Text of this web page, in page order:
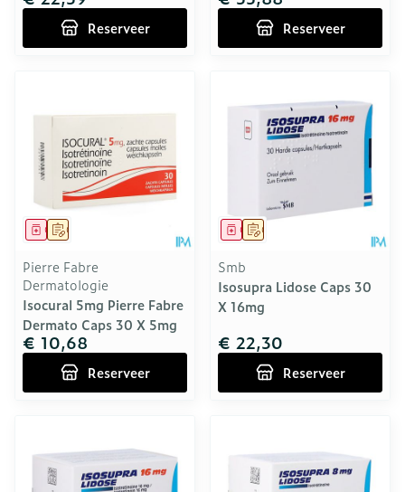
Reserveer Reserveer
Op voorschrift
Geneesmiddel
Pierre Fabre
Dermatologie
Isocural 5mg Pierre Fabre
Dermato Caps 30 X 5mg
€ 10,68
Reserveer
Op voorschrift
Geneesmiddel
Smb
Isosupra Lidose Caps 30
X 16mg
€ 22,30
Reserveer